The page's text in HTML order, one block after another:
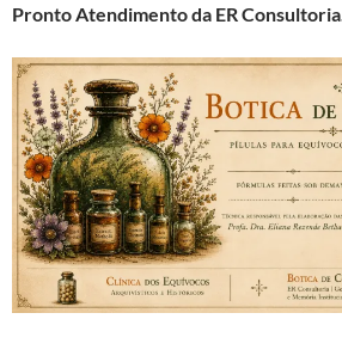
Pronto Atendimento da ER Consultoria.